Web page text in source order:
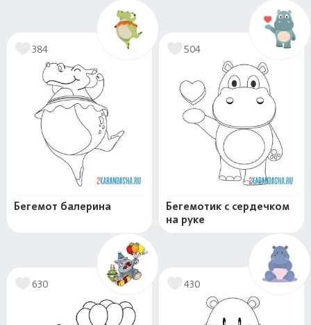
384
Бегемот балерина
504
Бегемотик с сердечком
на руке
630 430